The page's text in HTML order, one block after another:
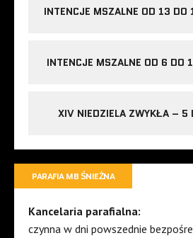
INTENCJE MSZALNE OD 13
INTENCJE MSZALNE OD 6 DO
XIV NIEDZIELA ZWYKŁA – 5
PARAFIA MB ŚNIEŻNA
Kancelaria parafialna:
czynna w dni powszednie